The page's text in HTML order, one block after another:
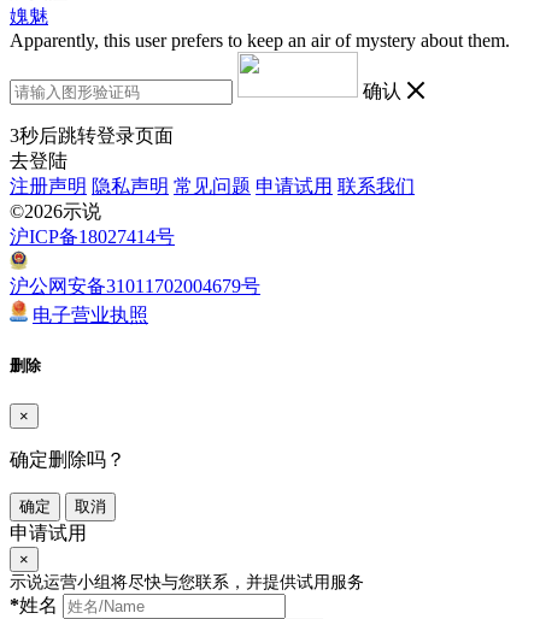
媿魅
Apparently, this user prefers to keep an air of mystery about them.
确认
3秒后跳转登录页面
去登陆
注册声明 隐私声明 常见问题 申请试用 联系我们
©2026示说
沪ICP备18027414号
沪公网安备31011702004679号
电子营业执照
删除
×
确定删除吗？
确定 取消
申请试用
×
示说运营小组将尽快与您联系，并提供试用服务
*姓名